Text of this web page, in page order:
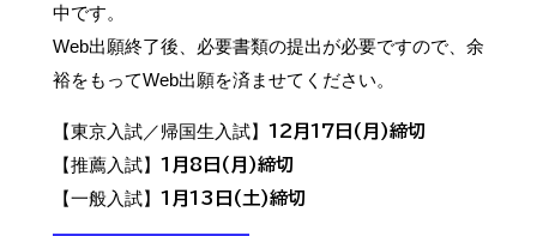
中です。
Web出願終了後、必要書類の提出が必要ですので、余
裕をもってWeb出願を済ませてください。
【東京入試／帰国生入試】 12月17日(月)締切
【推薦入試】 1月8日(月)締切
【一般入試】 1月13日(土)締切